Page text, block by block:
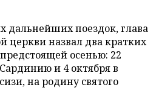
дальнейших поездок, глава
церкви назвал два кратких
осенью: 22
и 4 октября в
на родину святого